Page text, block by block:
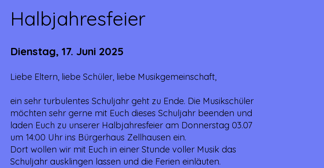
Halbjahresfeier
Dienstag, 17. Juni 2025
Liebe Eltern, liebe Schüler, liebe Musikgemeinschaft,
ein sehr turbulentes Schuljahr geht zu Ende. Die Musikschüler
möchten sehr gerne mit Euch dieses Schuljahr beenden und
laden Euch zu unserer Halbjahresfeier am Donnerstag 03.07
um 14:00 Uhr ins Bürgerhaus Zellhausen ein.
Dort wollen wir mit Euch in einer Stunde voller Musik das
Schuljahr ausklingen lassen und die Ferien einläuten.